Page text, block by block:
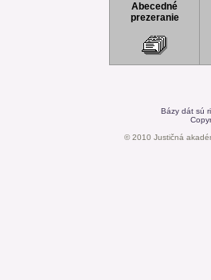
Abecedné
prezeranie
Bázy dát sú
© 2010 Justičná